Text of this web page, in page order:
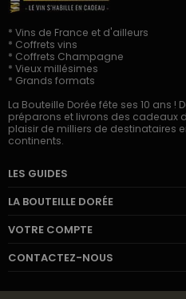
* Vins de France et d'ailleurs
* Coffrets vins
* Coffrets Champagne
* Vieux millésimes
* Grands formats
La Bouteille Dorée fête ses 10 ans !
préparons et livrons des cadeaux
plaisir de milliers de destinataires
continents.
LES GUIDES
LA BOUTEILLE DORÉE
VOTRE COMPTE
CONTACTEZ-NOUS